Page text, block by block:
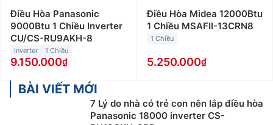
Điều hòa Gree 12000Btu
Điều hòa Gree 12000btu
thường được lắp đặt cho những không gian có diện
tích từ 15 đến dưới 20m2 như phòng khách, phòng
làm việc… Giá bán điều hòa Gree 12000btu giao động
từ 5 triệu đến 9 triệu đồng.
Điều hòa Gree 18000Btu
phù hợp với những không gian có diện tích từ 20 đến
dưới 30m2 như phòng làm việc, cửa hàng hay phòng
Điều Hòa Panasonic
9000Btu 1 Chiều Inverter
CU/CS-RU9AKH-8
Inverter 1 Chiều
9.150.000
Điều Hòa Midea 12000Btu
1 Chiều MSAFII-13CRN8
1 Chiều
5.250.000
BÀI VIẾT MỚI
7 Lý do nhà có trẻ con nên lắp điều hòa
Panasonic 18000 inverter CS-